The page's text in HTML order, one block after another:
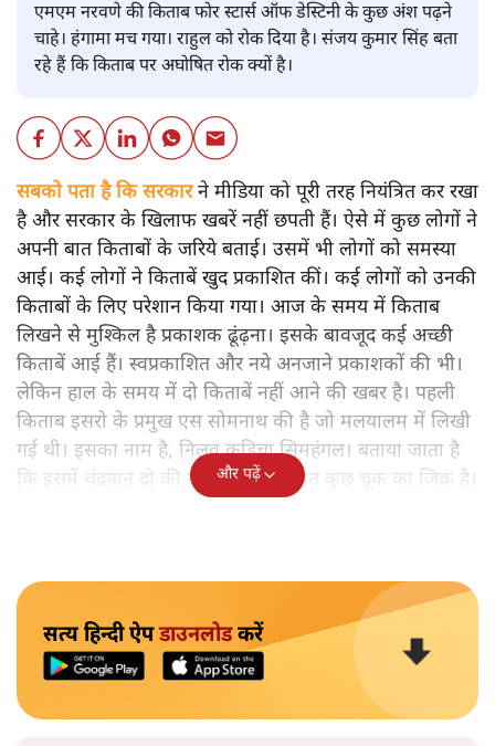
एमएम नरवणे की किताब फोर स्टार्स ऑफ डेस्टिनी के कुछ अंश पढ़ने
चाहे। हंगामा मच गया। राहुल को रोक दिया है। संजय कुमार सिंह बता
रहे हैं कि किताब पर अघोषित रोक क्यों है।
सबको पता है कि सरकारने मीडिया को पूरी तरह नियंत्रित कर रखा
है और सरकार के खिलाफ खबरें नहीं छपती हैं। ऐसे में कुछ लोगों ने
अपनी बात किताबों के जरिये बताई। उसमें भी लोगों को समस्या
आई। कई लोगों ने किताबें खुद प्रकाशित कीं। कई लोगों को उनकी
किताबों के लिए परेशान किया गया। आज के समय में किताब
लिखने से मुश्किल है प्रकाशक ढूंढ़ना। इसके बावजूद कई अच्छी
किताबें आई हैं। स्वप्रकाशित और नये अनजाने प्रकाशकों की भी।
लेकिन हाल के समय में दो किताबें नहीं आने की खबर है। पहली
किताब इसरो के प्रमुख एस सोमनाथ की है जो मलयालम में लिखी
गई थी। इसका नाम है, निलवु कुडिचा सिमहंगल। बताया जाता है
कि इसमें चंद्रयान दो की नाकामी से संबंधित कुछ चूक का जिक्र है।
और पढ़ें
सत्य हिन्दी ऐपडाउनलोडकरें